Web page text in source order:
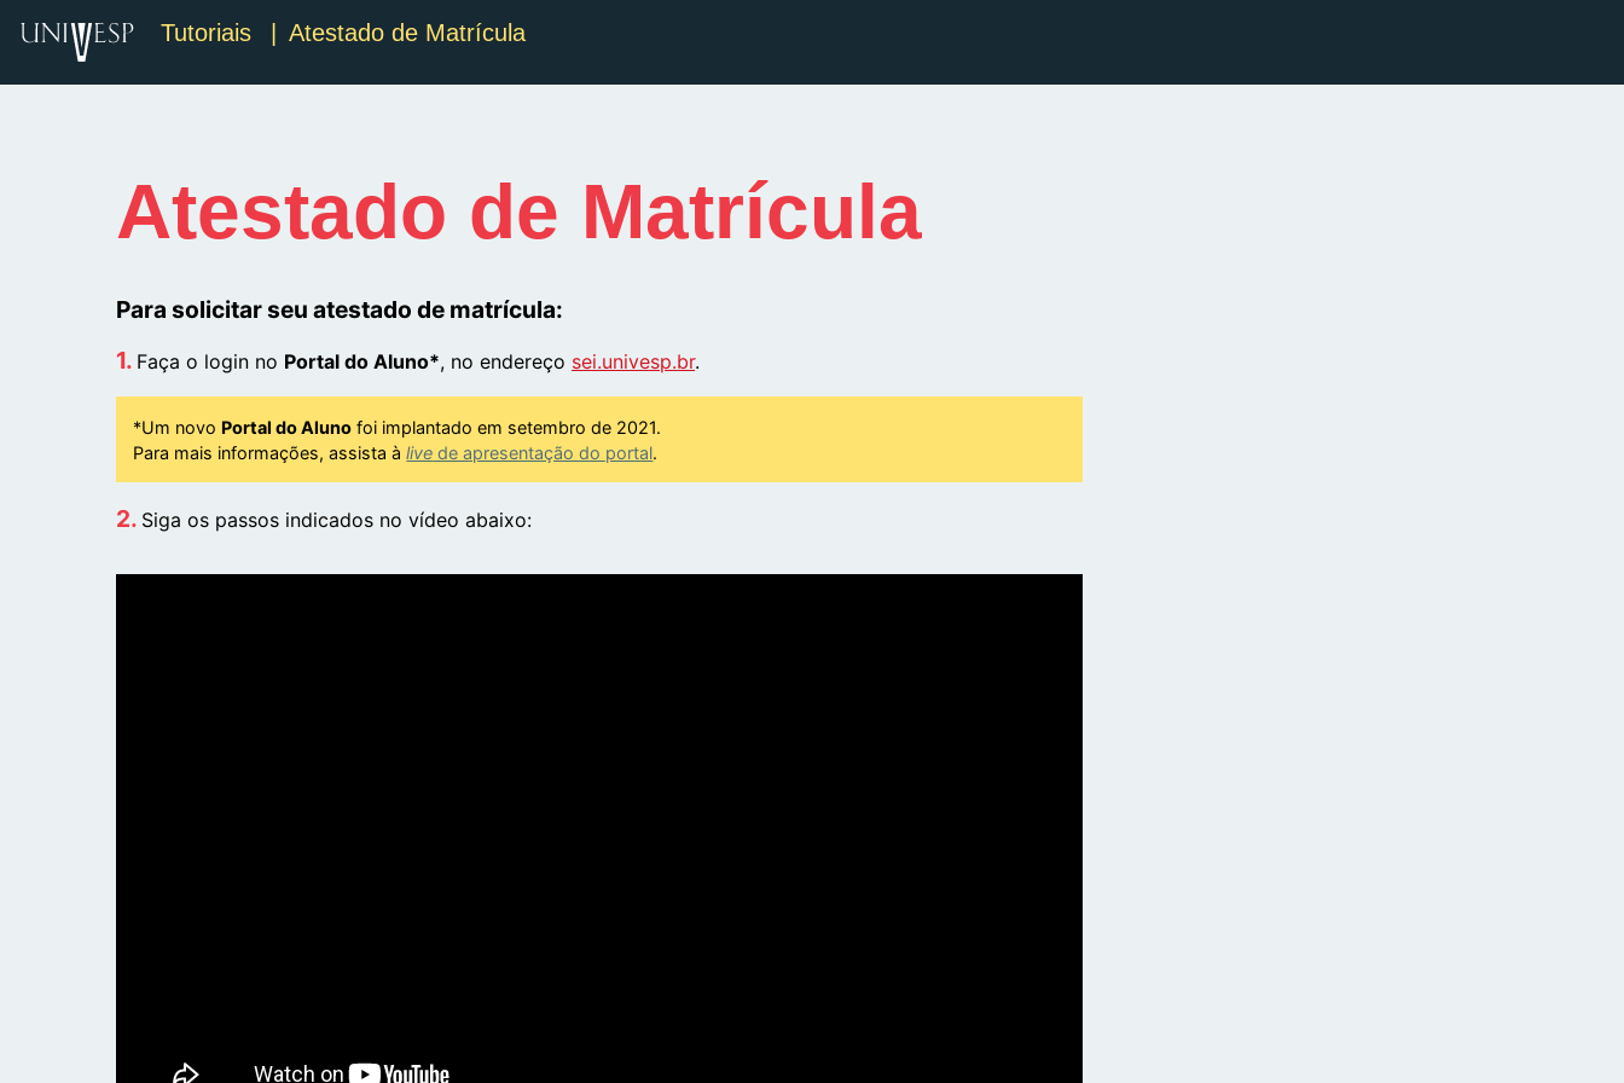
Tutoriais | Atestado de Matrícula
Atestado de Matrícula
Para solicitar seu atestado de matrícula:
Faça o login no Portal do Aluno*, no endereço sei.univesp.br.
*Um novo Portal do Aluno foi implantado em setembro de 2021.
Para mais informações, assista àlive de apresentação do portal.
Siga os passos indicados no vídeo abaixo: